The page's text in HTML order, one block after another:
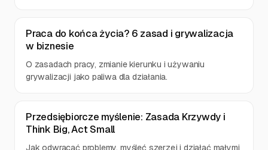
Praca do końca życia? 6 zasad i grywalizacja
w biznesie
O zasadach pracy, zmianie kierunku i używaniu
grywalizacji jako paliwa dla działania.
Przedsiębiorcze myślenie: Zasada Krzywdy i
Think Big, Act Small
Jak odwracać problemy, myśleć szerzej i działać małymi